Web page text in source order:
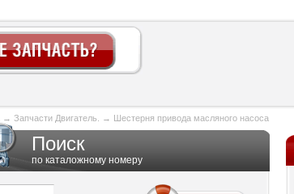
→ Запчасти Двигатель. → Шестерня привода масляного насоса
Поиск
по каталожному номеру